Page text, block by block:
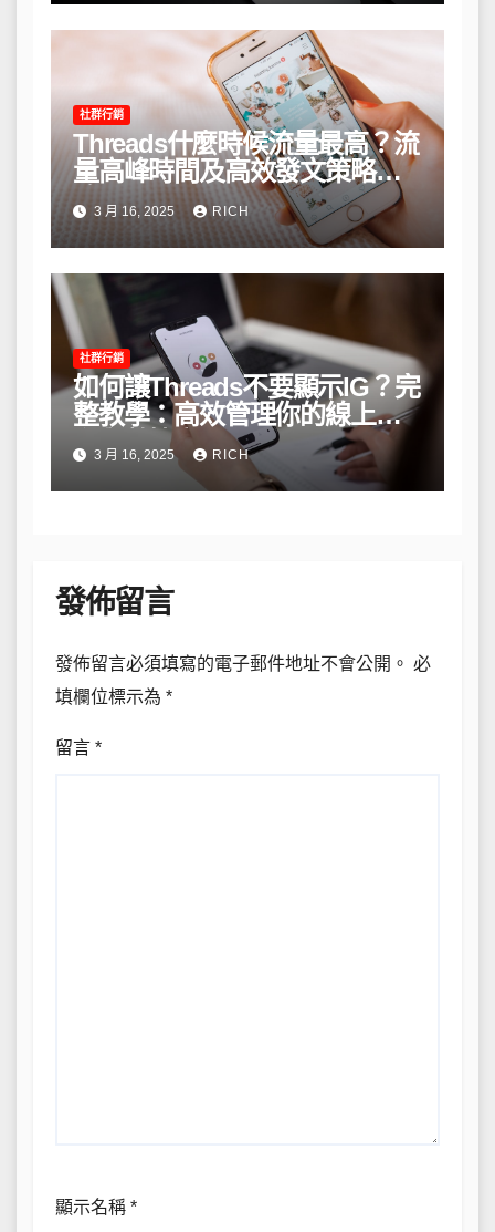
社群行銷
Threads什麼時候流量最高？流
量高峰時間及高效發文策略攻
略3 月 16, 2025 RICH
社群行銷
如何讓Threads不要顯示IG？完
整教學：高效管理你的線上隱
私與數據安全
3 月 16, 2025 RICH
發佈留言
發佈留言必須填寫的電子郵件地址不會公開。 必
填欄位標示為 *
留言 *
顯示名稱 *